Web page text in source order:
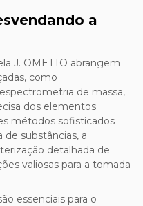
a
J. OMETTO abrangem
como
de massa,
dos elementos
métodos sofisticados
substâncias, a
detalhada de
valiosas para a tomada
essenciais para o